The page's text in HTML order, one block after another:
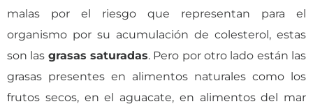
malas por el riesgo que representan para el
organismo por su acumulación de colesterol, estas
son las grasas saturadas. Pero por otro lado están las
grasas presentes en alimentos naturales como los
frutos secos, en el aguacate, en alimentos del mar